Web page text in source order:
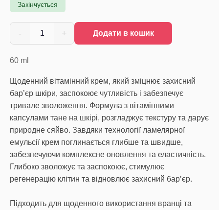
Закінчується
- 1 + Додати в кошик
60 ml
Щоденний вітамінний крем, який зміцнює захисний
бар’єр шкіри, заспокоює чутливість і забезпечує
тривале зволоження. Формула з вітамінними
капсулами тане на шкірі, розгладжує текстуру та дарує
природне сяйво. Завдяки технології ламелярної
емульсії крем поглинається глибше та швидше,
забезпечуючи комплексне оновлення та еластичність.
Глибоко зволожує та заспокоює, стимулює
регенерацію клітин та відновлює захисний барʼєр.
Підходить для щоденного використання вранці та